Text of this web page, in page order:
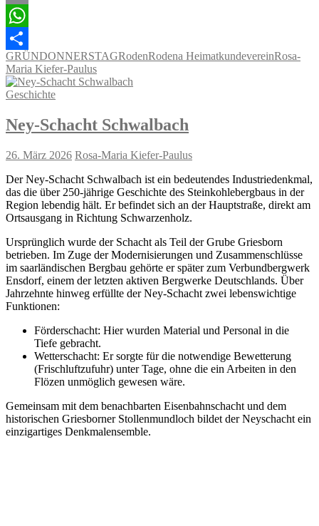
Email
WhatsApp
Teilen
GRÜNDONNERSTAGRodenRodena HeimatkundevereinRosa-
Maria Kiefer-Paulus
Geschichte
Ney-Schacht Schwalbach
26. März 2026 Rosa-Maria Kiefer-Paulus
Der Ney-Schacht Schwalbach ist ein bedeutendes Industriedenkmal,
das die über 250-jährige Geschichte des Steinkohlebergbaus in der
Region lebendig hält. Er befindet sich an der Hauptstraße, direkt am
Ortsausgang in Richtung Schwarzenholz.
Ursprünglich wurde der Schacht als Teil der Grube Griesborn
betrieben. Im Zuge der Modernisierungen und Zusammenschlüsse
im saarländischen Bergbau gehörte er später zum Verbundbergwerk
Ensdorf, einem der letzten aktiven Bergwerke Deutschlands. Über
Jahrzehnte hinweg erfüllte der Ney-Schacht zwei lebenswichtige
Funktionen:
Förderschacht: Hier wurden Material und Personal in die
Tiefe gebracht.
Wetterschacht: Er sorgte für die notwendige Bewetterung
(Frischluftzufuhr) unter Tage, ohne die ein Arbeiten in den
Flözen unmöglich gewesen wäre.
Gemeinsam mit dem benachbarten Eisenbahnschacht und dem
historischen Griesborner Stollenmundloch bildet der Neyschacht ein
einzigartiges Denkmalensemble.